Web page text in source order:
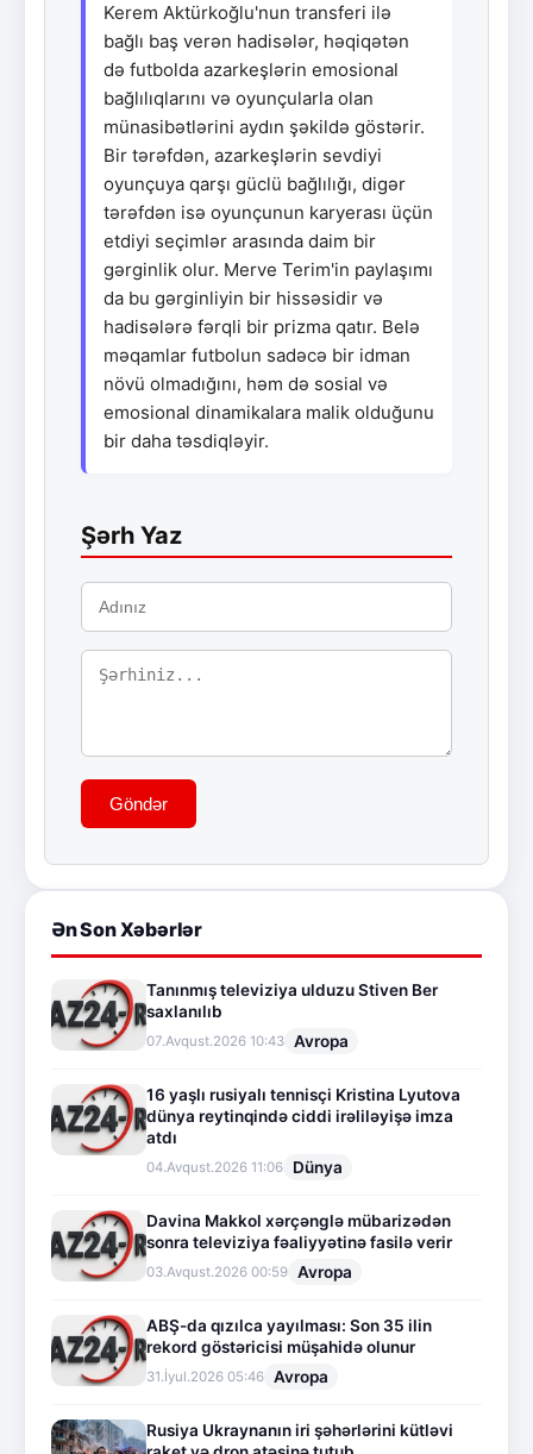
Kerem Aktürkoğlu'nun transferi ilə
bağlı baş verən hadisələr, həqiqətən
də futbolda azarkeşlərin emosional
bağlılıqlarını və oyunçularla olan
münasibətlərini aydın şəkildə göstərir.
Bir tərəfdən, azarkeşlərin sevdiyi
oyunçuya qarşı güclü bağlılığı, digər
tərəfdən isə oyunçunun karyerası üçün
etdiyi seçimlər arasında daim bir
gərginlik olur. Merve Terim'in paylaşımı
da bu gərginliyin bir hissəsidir və
hadisələrə fərqli bir prizma qatır. Belə
məqamlar futbolun sadəcə bir idman
növü olmadığını, həm də sosial və
emosional dinamikalara malik olduğunu
bir daha təsdiqləyir.
Şərh Yaz
Göndər
Ən Son Xəbərlər
Tanınmış televiziya ulduzu Stiven Ber
saxlanılıb
07.Avqust.2026 10:43 Avropa
16 yaşlı rusiyalı tennisçi Kristina Lyutova
dünya reytinqində ciddi irəliləyişə imza
atdı
04.Avqust.2026 11:06 Dünya
Davina Makkol xərçənglə mübarizədən
sonra televiziya fəaliyyətinə fasilə verir
03.Avqust.2026 00:59 Avropa
ABŞ-da qızılca yayılması: Son 35 ilin
rekord göstəricisi müşahidə olunur
31.İyul.2026 05:46 Avropa
Rusiya Ukraynanın iri şəhərlərini kütləvi